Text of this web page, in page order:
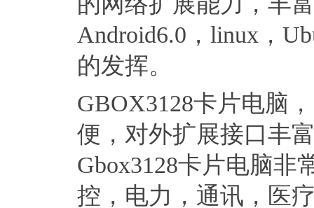
Android6.0，linux，
的发挥。
GBOX3128卡片电脑
便，对外扩展接口丰
Gbox3128卡片电脑非
控，电力，通讯，医